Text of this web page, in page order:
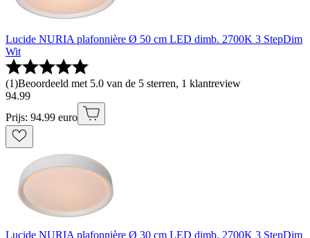
Lucide NURIA plafonnière Ø 50 cm LED dimb. 2700K 3 StepDim
Wit
(1)Beoordeeld met 5.0 van de 5 sterren, 1 klantreview
94.99
Prijs: 94.99 euro
Lucide NURIA plafonnière Ø 30 cm LED dimb. 2700K 3 StepDim